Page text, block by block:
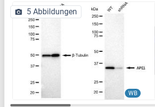
WB
5 Abbildungen